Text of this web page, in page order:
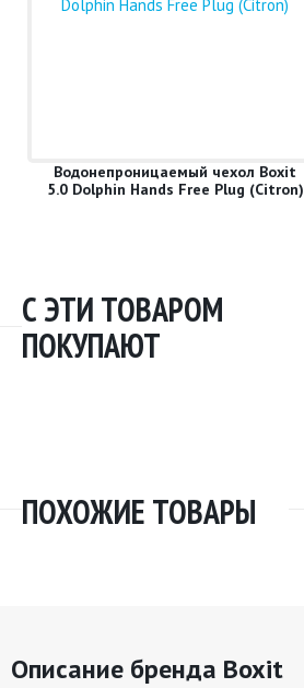
Водонепроницаемый чехол Boxit
5.0 Dolphin Hands Free Plug (Citron)
С ЭТИ ТОВАРОМ
ПОКУПАЮТ
ПОХОЖИЕ ТОВАРЫ
Описание бренда Boxit